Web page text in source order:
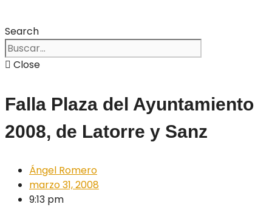
Search
Close
Falla Plaza del Ayuntamiento
2008, de Latorre y Sanz
Ángel Romero
marzo 31, 2008
9:13 pm